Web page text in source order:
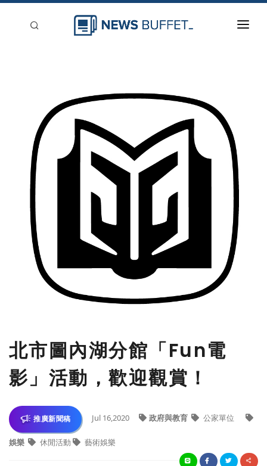
刊登
北市圖內湖分館「Fun電
影」活動，歡迎觀賞！
推廣新聞稿 Jul 16,2020 政府與教育 公家單位
娛樂 休閒活動 藝術娛樂